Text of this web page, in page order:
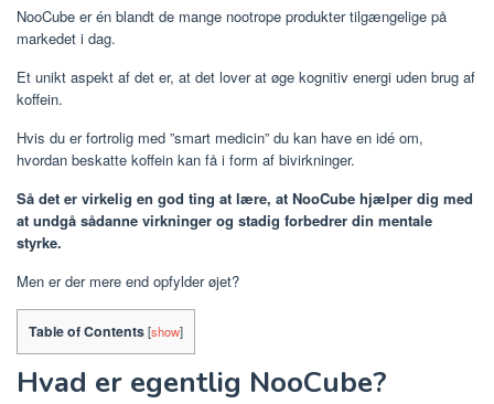
NooCube er én blandt de mange nootrope produkter tilgængelige på
markedet i dag.
Et unikt aspekt af det er, at det lover at øge kognitiv energi uden brug af
koffein.
Hvis du er fortrolig med ”smart medicin” du kan have en idé om,
hvordan beskatte koffein kan få i form af bivirkninger.
Så det er virkelig en god ting at lære, at NooCube hjælper dig med
at undgå sådanne virkninger og stadig forbedrer din mentale
styrke.
Men er der mere end opfylder øjet?
Table of Contents[show]
Hvad er egentlig NooCube?